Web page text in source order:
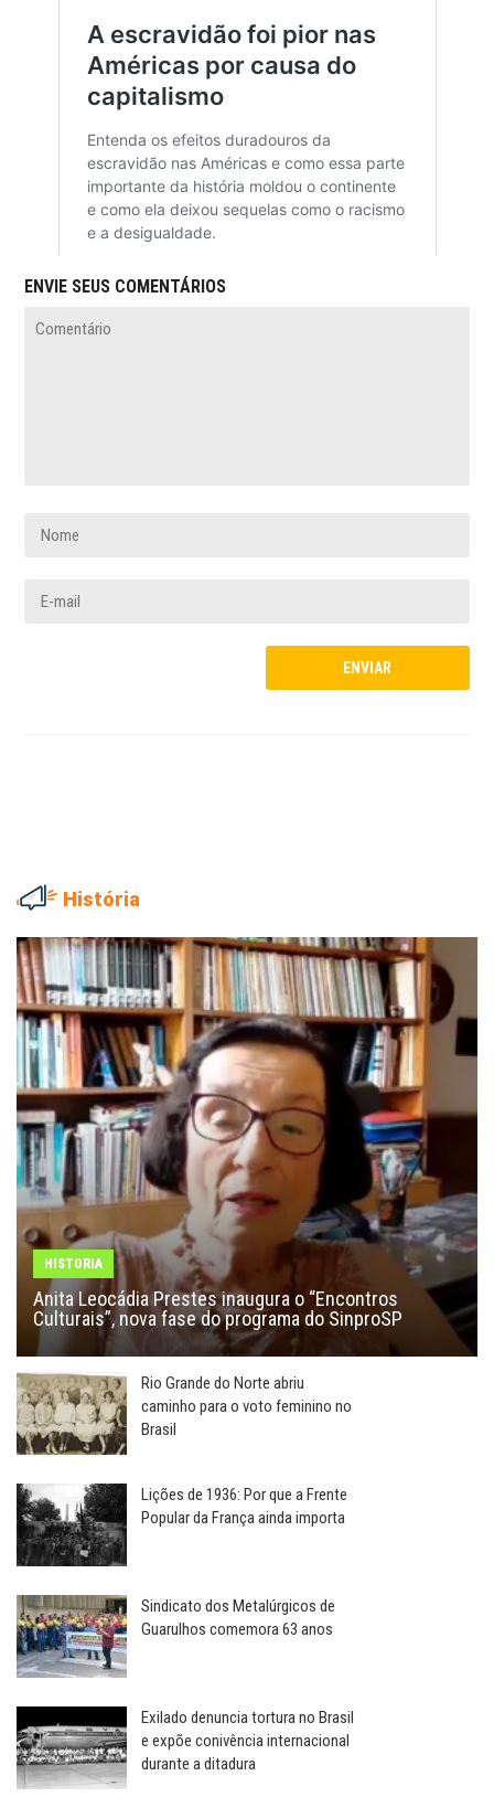
ENVIE SEUS COMENTÁRIOS
História
HISTORIA
Anita Leocádia Prestes inaugura o “Encontros
Culturais”, nova fase do programa do SinproSP
Rio Grande do Norte abriu
caminho para o voto feminino no
Brasil
Lições de 1936: Por que a Frente
Popular da França ainda importa
Sindicato dos Metalúrgicos de
Guarulhos comemora 63 anos
Exilado denuncia tortura no Brasil
e expõe conivência internacional
durante a ditadura